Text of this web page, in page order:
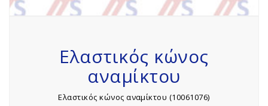
Ελαστικός κώνος
αναμίκτου
Ελαστικός κώνος αναμίκτου (10061076)